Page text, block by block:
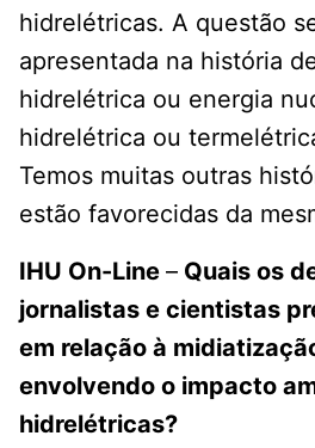
hidrelétricas. A questão
apresentada na história
hidrelétrica ou energia
hidrelétrica ou
Temos muitas outras
estão favorecidas da
IHU On-Line – Quais os
jornalistas e cientistas
em relação à
envolvendo o impacto
hidrelétricas?